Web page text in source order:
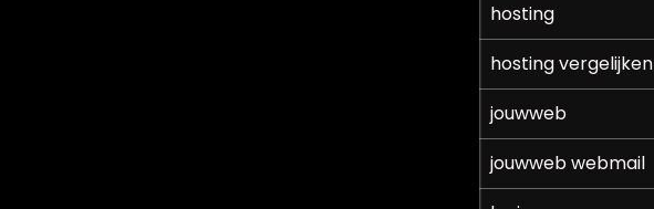
hosting
hosting vergelijken
jouwweb
jouwweb webmail